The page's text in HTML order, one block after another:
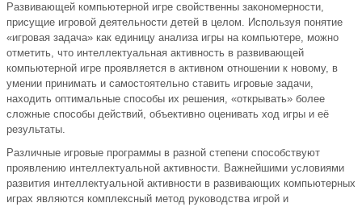
Развивающей компьютерной игре свойственны закономерности,
присущие игровой деятельности детей в целом. Используя понятие
«игровая задача» как единицу анализа игры на компьютере, можно
отметить, что интеллектуальная активность в развивающей
компьютерной игре проявляется в активном отношении к новому, в
умении принимать и самостоятельно ставить игровые задачи,
находить оптимальные способы их решения, «открывать» более
сложные способы действий, объективно оценивать ход игры и её
результаты.
Различные игровые программы в разной степени способствуют
проявлению интеллектуальной активности. Важнейшими условиями
развития интеллектуальной активности в развивающих компьютерных
играх являются комплексный метод руководства игрой и